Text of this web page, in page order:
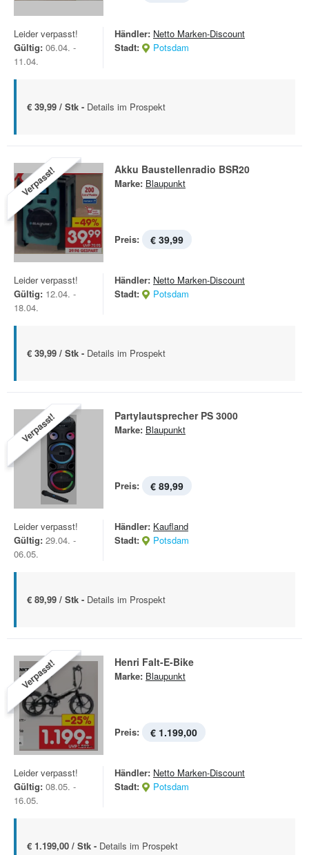
Leider verpasst!
Gültig: 06.04. -
11.04.
Händler: Netto Marken-Discount
Stadt:
Potsdam
€ 39,99 / Stk - Details im Prospekt
Verpasst! Akku Baustellenradio BSR20
Marke: Blaupunkt
Preis: € 39,99
Leider verpasst!
Gültig: 12.04. -
18.04.
Händler: Netto Marken-Discount
Stadt:
Potsdam
€ 39,99 / Stk - Details im Prospekt
Verpasst! Partylautsprecher PS 3000
Marke: Blaupunkt
Preis: € 89,99
Leider verpasst!
Gültig: 29.04. -
06.05.
Händler: Kaufland
Stadt:
Potsdam
€ 89,99 / Stk - Details im Prospekt
Verpasst! Henri Falt-E-Bike
Marke: Blaupunkt
Preis: € 1.199,00
Leider verpasst!
Gültig: 08.05. -
16.05.
Händler: Netto Marken-Discount
Stadt:
Potsdam
€ 1.199,00 / Stk - Details im Prospekt